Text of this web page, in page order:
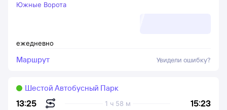
ежедневно
Южные Ворота
Маршрут Увидели ошибку?
13:25 15:23
1 ч 58 м
Шестой Автобусный Парк